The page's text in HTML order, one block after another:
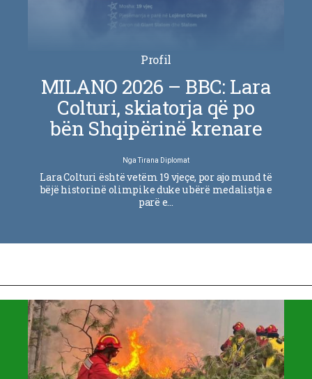
Profil
MILANO 2026 – BBC: Lara
Colturi, skiatorja që po
bën Shqipërinë krenare
NgaTirana Diplomat
Lara Colturi është vetëm 19 vjeçe, por ajo mund të
bëjë historinë olimpike duke u bërë medalistja e
parë e…